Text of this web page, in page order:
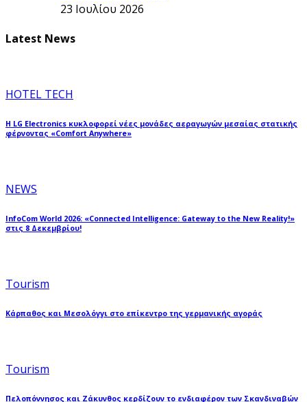
23 Ιουλίου 2026
Latest News
HOTEL TECH
Η LG Electronics κυκλοφορεί νέες μονάδες αεραγωγών μεσαίας στατικής
φέρνοντας «Comfort Anywhere»
NEWS
InfoCom World 2026: «Connected Intelligence: Gateway to the New Reality!»
στις 8 Δεκεμβρίου!
Tourism
Κάρπαθος και Μεσολόγγι στο επίκεντρο της γερμανικής αγοράς
Tourism
Πελοπόννησος και Ζάκυνθος κερδίζουν το ενδιαφέρον των Σκανδιναβών